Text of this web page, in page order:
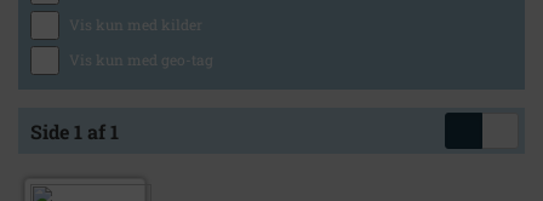
Vis kun med kilder
Vis kun med geo-tag
Side 1 af 1